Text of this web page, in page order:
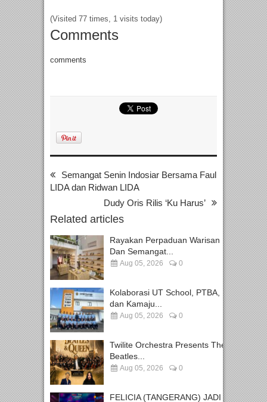
(Visited 77 times, 1 visits today)
Comments
comments
Semangat Senin Indosiar Bersama Faul
LIDA dan Ridwan LIDA
Dudy Oris Rilis ‘Ku Harus’
Related articles
Rayakan Perpaduan Warisan
Dan Semangat...
Aug 05, 2026 0
Kolaborasi UT School, PTBA,
dan Kamaju...
Aug 05, 2026 0
Twilite Orchestra Presents The
Beatles...
Aug 05, 2026 0
FELICIA (TANGERANG) JADI